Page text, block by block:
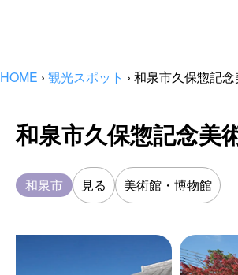
HOME › 観光スポット › 和泉市久保惣記
和泉市久保惣記念美
和泉市 見る 美術館・博物館